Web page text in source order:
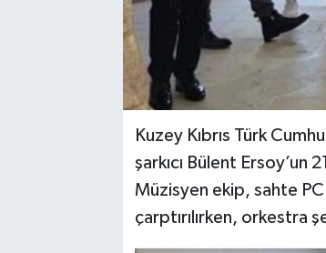
Kuzey Kıbrıs Türk
şarkıcı Bülent Ersoy’un
Müzisyen ekip, sahte
çarptırılırken, orkestra